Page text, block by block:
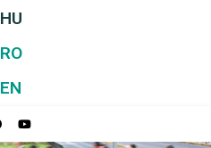
HU
RO
EN